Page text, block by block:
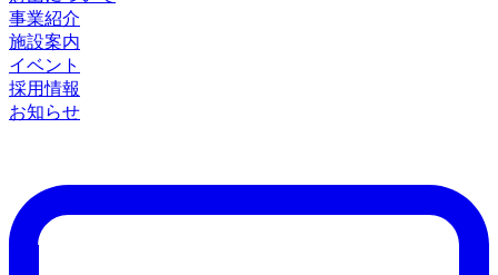
事業紹介
施設案内
イベント
採用情報
お知らせ